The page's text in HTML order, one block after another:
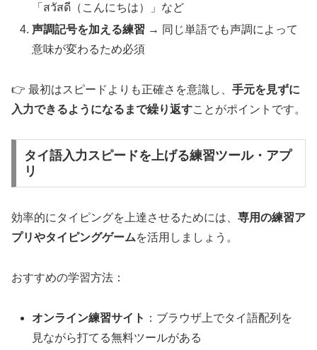
「สวัสดี（こんにちは）」など
声調記号を加える練習 → 同じ単語でも声調によって
意味が変わるため必須
👉 最初はスピードよりも正確さを意識し、 手元を見ずに
入力できるようになるまで繰り返すことがポイントです。
タイ語入力スピードを上げる練習ツール・アプ
リ
効率的にタイピングを上達させるためには、 専用の練習ア
プリやタイピングゲームを活用しましょう。
おすすめの学習方法：
オンライン練習サイト ：ブラウザ上でタイ語配列を
見ながら打てる無料ツールがある